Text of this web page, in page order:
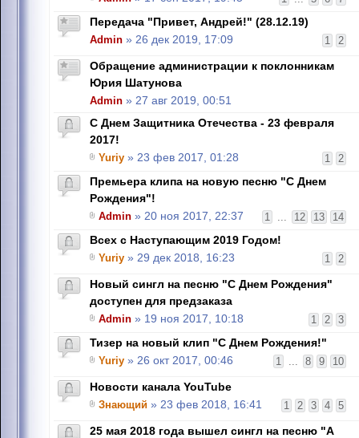
Передача "Привет, Андрей!" (28.12.19)
1 2
Admin » 26 дек 2019, 17:09
Обращение администрации к поклонникам
Юрия Шатунова
Admin » 27 авг 2019, 00:51
С Днем Защитника Отечества - 23 февраля
2017!
1 2
Yuriy » 23 фев 2017, 01:28
Премьера клипа на новую песню "С Днем
Рождения"!
1 ... 12 13 14
Admin » 20 ноя 2017, 22:37
Всех с Наступающим 2019 Годом!
1 2
Yuriy » 29 дек 2018, 16:23
Новый сингл на песню "С Днем Рождения"
доступен для предзаказа
1 2 3
Admin » 19 ноя 2017, 10:18
Тизер на новый клип "С Днем Рождения!"
1 ... 8 9 10
Yuriy » 26 окт 2017, 00:46
Новости канала YouTube
1 2 3 4 5
Знающий » 23 фев 2018, 16:41
25 мая 2018 года вышел сингл на песню "А